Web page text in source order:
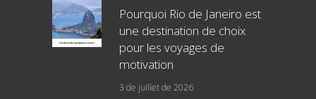
Pourquoi Rio de Janeiro est
une destination de choix
pour les voyages de
motivation
3 de juillet de 2026